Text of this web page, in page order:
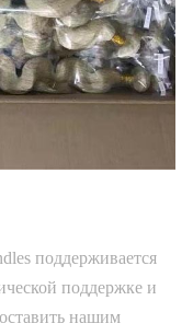
поддерживается
поддержке и
нашим